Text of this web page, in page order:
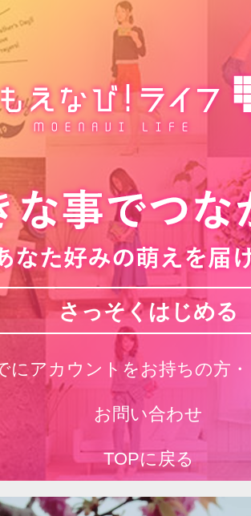
さっそくはじめる
にアカウントをお持ちの方
お問い合わせ
TOPに戻る